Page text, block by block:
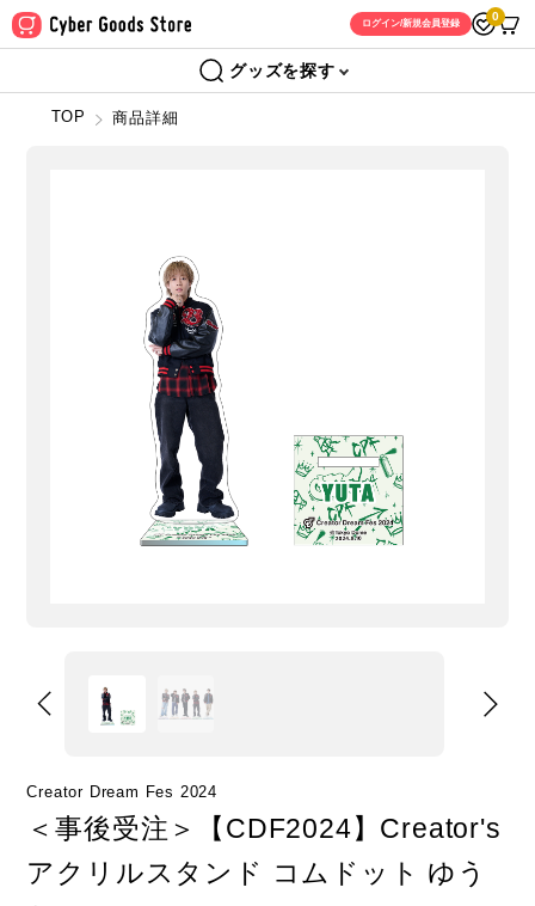
ログイン/新規会員登録
0
グッズを探す
TOP 商品詳細
Creator Dream Fes 2024
＜事後受注＞【CDF2024】Creator's
アクリルスタンド コムドット ゆう